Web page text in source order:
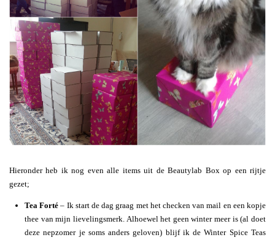
Hieronder heb ik nog even alle items uit de Beautylab Box op een rijtje
gezet;
Tea Forté – Ik start de dag graag met het checken van mail en een kopje
thee van mijn lievelingsmerk. Alhoewel het geen winter meer is (al doet
deze nepzomer je soms anders geloven) blijf ik de Winter Spice Teas